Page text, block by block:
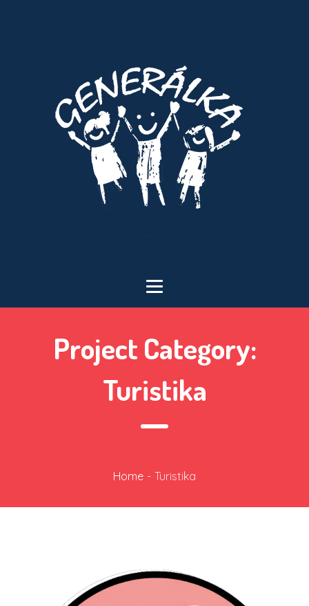
Project Category:
Turistika
Home - Turistika